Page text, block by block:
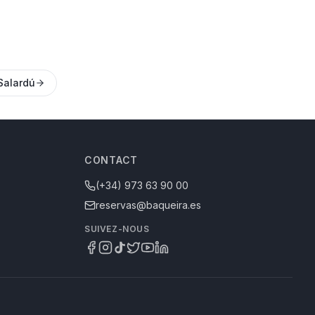
CONTACT
(+34) 973 63 90 00
reservas@baqueira.es
SUIVEZ-NOUS